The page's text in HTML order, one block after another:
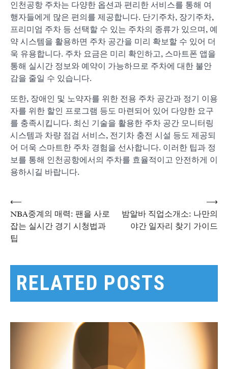
인천공항 주차는 다양한 옵션과 편리한 서비스를 통해 여
행자들에게 많은 편의를 제공합니다. 단기주차, 장기주차,
프리미엄 주차 등 선택할 수 있는 주차의 종류가 있으며, 예
약 시스템을 활용하면 주차 공간을 미리 확보할 수 있어 더
욱 유용합니다. 주차 요금은 미리 확인하고, 스마트폰 앱을
통해 실시간 정보와 예약이 가능하므로 주차에 대한 불안
감을 줄일 수 있습니다.
또한, 장애인 및 노약자를 위한 전용 주차 공간과 정기 이용
자를 위한 할인 프로그램 등도 마련되어 있어 다양한 요구
를 충족시킵니다. 최신 기술을 활용한 주차 공간 모니터링
시스템과 차량 점검 서비스, 전기차 충전 시설 등도 제공되
어 더욱 스마트한 주차 경험을 선사합니다. 이러한 팁과 정
보를 통해 인천공항에서의 주차를 효율적이고 안전하게 이
용하시길 바랍니다.
글
탐
색
⟵
NBA중계의 매력: 팬을 사로
잡는 실시간 경기 시청법과
팁
밤알바 직업소개소: 나만의
야간 일자리 찾기 가이드
⟶
RELATED POSTS